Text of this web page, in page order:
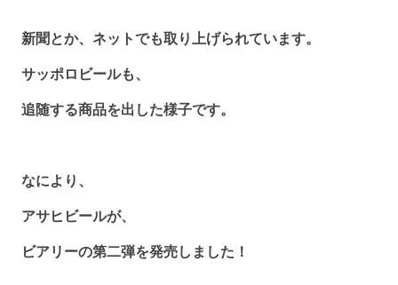
新聞とか、ネットでも取り上げられています。
サッポロビールも、
追随する商品を出した様子です。
なにより、
アサヒビールが、
ビアリーの第二弾を発売しました！